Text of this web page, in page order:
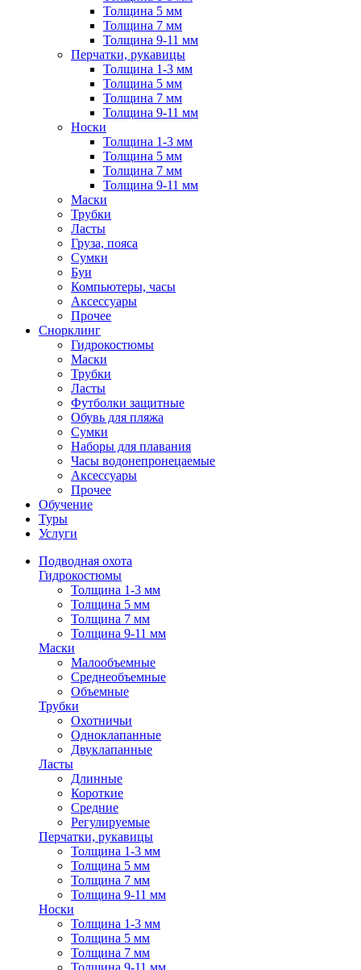
Толщина 5 мм
Толщина 7 мм
Толщина 9-11 мм
Перчатки, рукавицы
Толщина 1-3 мм
Толщина 5 мм
Толщина 7 мм
Толщина 9-11 мм
Носки
Толщина 1-3 мм
Толщина 5 мм
Толщина 7 мм
Толщина 9-11 мм
Маски
Трубки
Ласты
Груза, пояса
Сумки
Буи
Компьютеры, часы
Аксессуары
Прочее
Снорклинг
Гидрокостюмы
Маски
Трубки
Ласты
Футболки защитные
Обувь для пляжа
Сумки
Наборы для плавания
Часы водонепронецаемые
Аксессуары
Прочее
Обучение
Туры
Услуги
Подводная охота
Гидрокостюмы
Толщина 1-3 мм
Толщина 5 мм
Толщина 7 мм
Толщина 9-11 мм
Маски
Малообъемные
Среднеобъемные
Объемные
Трубки
Охотничьи
Одноклапанные
Двуклапанные
Ласты
Длинные
Короткие
Средние
Регулируемые
Перчатки, рукавицы
Толщина 1-3 мм
Толщина 5 мм
Толщина 7 мм
Толщина 9-11 мм
Носки
Толщина 1-3 мм
Толщина 5 мм
Толщина 7 мм
Толщина 9-11 мм